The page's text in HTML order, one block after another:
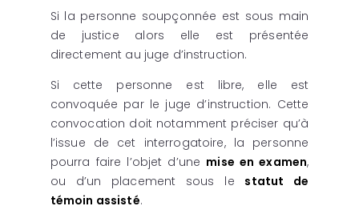
Si la personne soupçonnée est sous main
de justice alors elle est présentée
directement au juge d’instruction.
Si cette personne est libre, elle est
convoquée par le juge d’instruction. Cette
convocation doit notamment préciser qu’à
l’issue de cet interrogatoire, la personne
pourra faire l’objet d’une mise en examen,
ou d’un placement sous le statut de
témoin assisté.